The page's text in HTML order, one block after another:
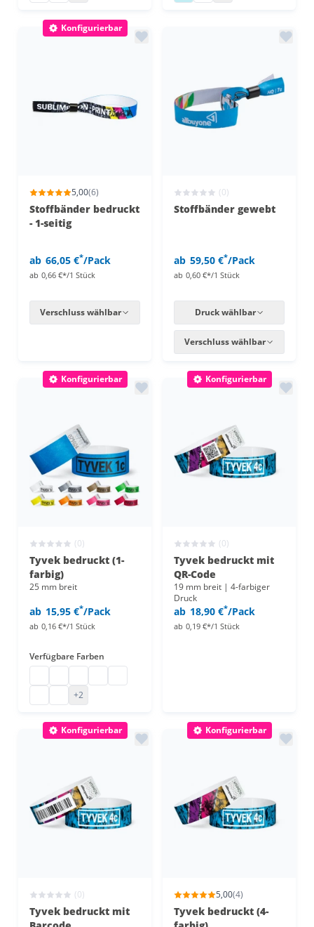
Konfigurierbar
5,00(6)
Stoffbänder bedruckt
- 1-seitig
ab 66,05 €*/Pack
ab 0,66 €*/1 Stück
Verschluss wählbar
(0)
Stoffbänder gewebt
ab 59,50 €*/Pack
ab 0,60 €*/1 Stück
Druck wählbar
Verschluss wählbar
Konfigurierbar
(0)
Tyvek bedruckt (1-
farbig)
25 mm breit
ab 15,95 €*/Pack
ab 0,16 €*/1 Stück
Verfügbare Farben
Eintrittsbänder Papier
Eintrittsbänder Papier
+2
Konfigurierbar
(0)
Tyvek bedruckt mit
QR-Code
19 mm breit | 4-farbiger
Druck
ab 18,90 €*/Pack
ab 0,19 €*/1 Stück
Konfigurierbar
(0)
Tyvek bedruckt mit
Konfigurierbar
5,00(4)
Tyvek bedruckt (4-